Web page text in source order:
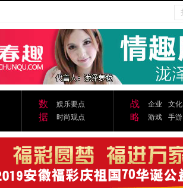
数
据
娱乐要点
时尚观点
战
略
企业
文化
游戏
手游